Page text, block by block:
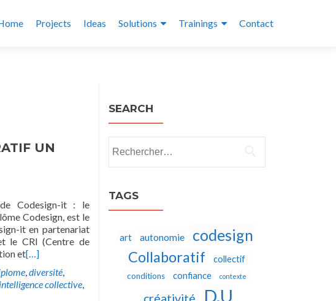
Projects Ideas Solutions Trainings Contact
UN
de Codesign-it : le
Codesign, est le
it en partenariat
le CRI (Centre de
et[…]
,diversité,
intelligence collective,
SEARCH
TAGS
art autonomie codesign
Collaboratif collectif
conditions confiance contexte
D.U